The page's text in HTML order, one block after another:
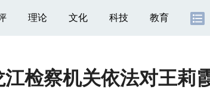
理论 文化 科技 教育
江检察机关依法对王莉